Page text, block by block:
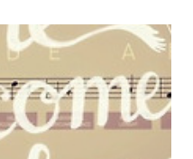
정도의 그림을 이야기만 듣고
- 물론, 작가 섭외에 돈도 좀
면, 소비자의 마음을 흔들 수
보여준 사례인 것 같다. 아
른들이 생각하는 ..